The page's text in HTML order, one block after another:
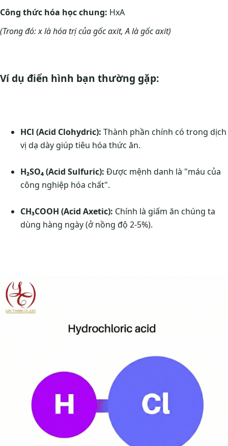
Công thức hóa học chung: HxA
(Trong đó: x là hóa trị của gốc axit, A là gốc axit)
Ví dụ điển hình bạn thường gặp:
HCl (Acid Clohydric): Thành phần chính có trong dịch
vị dạ dày giúp tiêu hóa thức ăn.
H₂SO₄ (Acid Sulfuric): Được mệnh danh là "máu của
công nghiệp hóa chất".
CH₃COOH (Acid Axetic): Chính là giấm ăn chúng ta
dùng hàng ngày (ở nồng độ 2-5%).